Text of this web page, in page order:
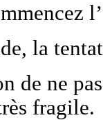
la
de ne
fragile.